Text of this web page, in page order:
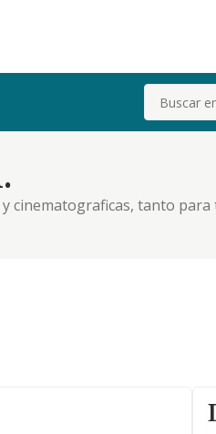
Buscar
cinematograficas, tanto para
redes sociales y actividades